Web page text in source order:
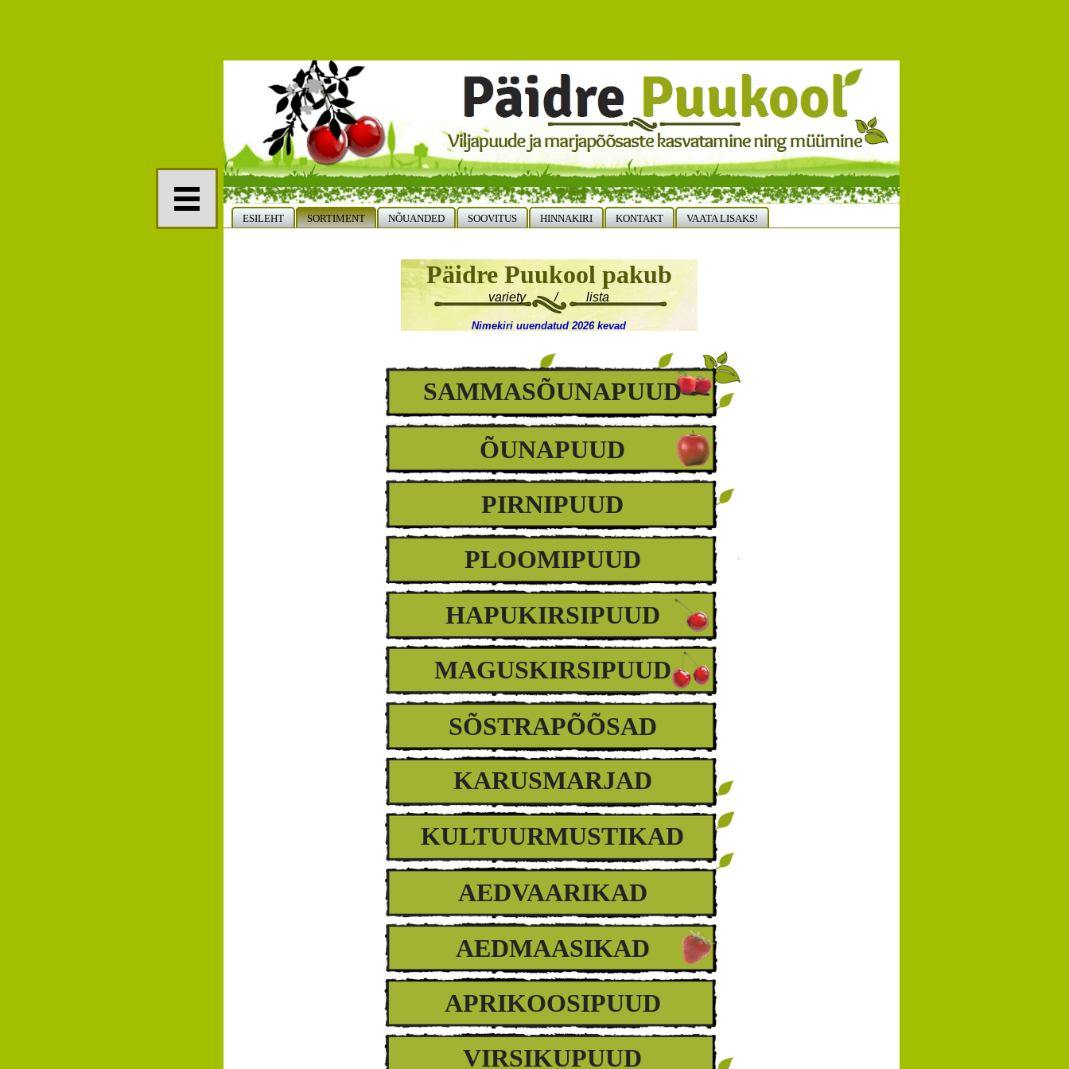
AEDMAASIKAD
AEDVAARIKAD
KULTUURMUSTIKAD
KARUSMARJAD
SÕSTRAPÕÕSAD
MAGUSKIRSIPUUD
HAPUKIRSIPUUD
PLOOMIPUUD
PIRNIPUUD
ÕUNAPUUD
SAMMASÕUNAPUUD
APRIKOOSIPUUD
VIRSIKUPUUD
ESILEHT SORTIMENT NÕUANDED SOOVITUS HINNAKIRI KONTAKT VAATA LISAKS!
Päidre Puukool pakub
variety / lista
Nimekiri uuendatud 2026 kevad